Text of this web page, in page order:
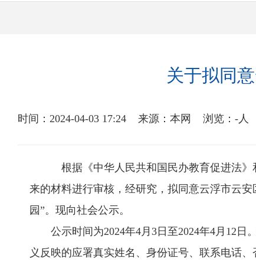
关于拟同
时间：2024-04-03 17:24 来源：本网 浏览： -人
根据《中华人民共和国民办教育促进法》和
来的材料进行审核，经研究，拟同意云浮市云
园”。现向社会公示。
公示时间为2024年4月3日至2024年4月12日
义反映的应署真实姓名、身份证号、联系电话